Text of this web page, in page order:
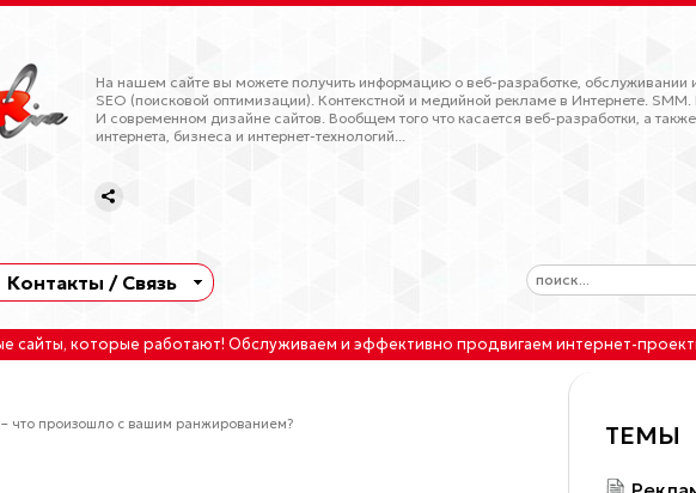
На нашем сайте вы можете получить информацию о веб-разработке, обслуживании
SEO (поисковой оптимизации). Контекстной и медийной рекламе в Интернете.
И современном дизайне сайтов. Вообщем того что касается веб-разработки, а
интернета, бизнеса и интернет-технологий...
Контакты / Связь
сайты, которые работают! Обслуживаем и эффективно продвигаем интернет-
что произошло с вашим ранжированием? ТЕМЫ